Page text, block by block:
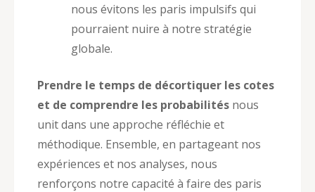
nous évitons les paris impulsifs qui
pourraient nuire à notre stratégie
globale.
Prendre le temps de décortiquer les cotes
et de comprendre les probabilités nous
unit dans une approche réfléchie et
méthodique. Ensemble, en partageant nos
expériences et nos analyses, nous
renforçons notre capacité à faire des paris